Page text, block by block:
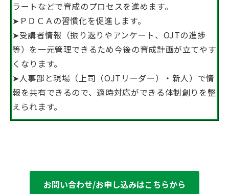
ラートなどで育成のプロセスを進めます。
➤ＰＤＣＡの習慣化を促進します。
➤受講者情報（振り返りやアンケート、OJTの進捗
等）を一元管理できるため今後の育成計画が立てやす
くなります。
➤人事部と現場（上司（OJTリーダー）・新人）で情
報を共有できるので、適時対応ができる体制創りを整
えられます。
お問い合わせ/お申し込みはこちらから